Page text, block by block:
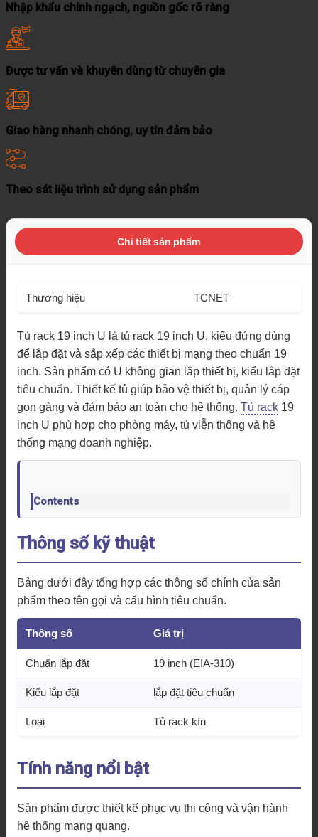
Nhập khẩu chính ngạch, nguồn gốc rõ ràng
Được tư vấn và khuyên dùng từ chuyên gia
Giao hàng nhanh chóng, uy tín đảm bảo
Theo sát liệu trình sử dụng sản phẩm
Chi tiết sản phẩm
Thương hiệu TCNET
Tủ rack 19 inch U là tủ rack 19 inch U, kiểu đứng dùng
để lắp đặt và sắp xếp các thiết bị mạng theo chuẩn 19
inch. Sản phẩm có U không gian lắp thiết bị, kiểu lắp đặt
tiêu chuẩn. Thiết kế tủ giúp bảo vệ thiết bị, quản lý cáp
gọn gàng và đảm bảo an toàn cho hệ thống. Tủ rack 19
inch U phù hợp cho phòng máy, tủ viễn thông và hệ
thống mạng doanh nghiệp.
Contents
Thông số kỹ thuật
Bảng dưới đây tổng hợp các thông số chính của sản
phẩm theo tên gọi và cấu hình tiêu chuẩn.
Thông số Giá trị
Chuẩn lắp đặt 19 inch (EIA-310)
Kiểu lắp đặt lắp đặt tiêu chuẩn
Loại Tủ rack kín
Tính năng nổi bật
Sản phẩm được thiết kế phục vụ thi công và vận hành
hệ thống mạng quang.